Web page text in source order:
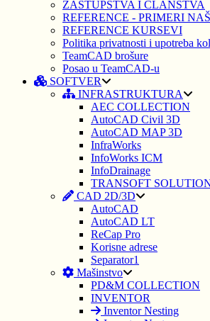
ZASTUPSTVA I ČLANSTVA
REFERENCE - PRIMERI
REFERENCE KURSEVI
Politika privatnosti i upotreba
TeamCAD brošure
Posao u TeamCAD-u
SOFTVER
INFRASTRUKTURA
AEC COLLECTION
AutoCAD Civil 3D
AutoCAD MAP 3D
InfraWorks
InfoWorks ICM
InfoDrainage
TRANSOFT
CAD 2D/3D
AutoCAD
AutoCAD LT
ReCap Pro
Korisne adrese
Separator1
Mašinstvo
PD&M COLLECTION
INVENTOR
Inventor Nesting